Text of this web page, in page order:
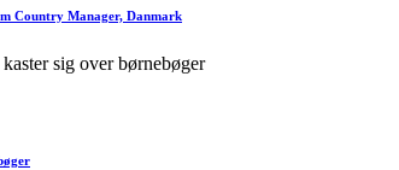
Country Manager, Danmark